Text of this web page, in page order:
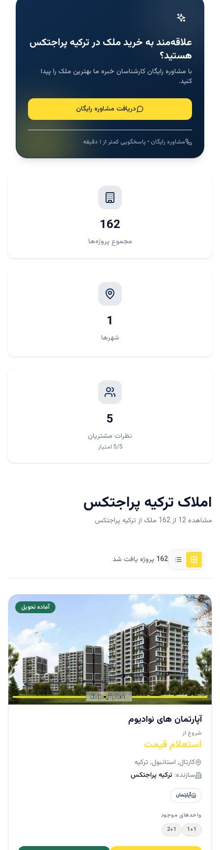
علاقه‌مند به خرید ملک در ترکیه پراجتکس
هستید؟
با مشاوره رایگان کارشناسان خبره ما بهترین ملک را پیدا
کنید.
دریافت مشاوره رایگان
مشاوره رایگان • پاسخگویی کمتر از ۱ دقیقه
162
مجموع پروژه‌ها
1
شهرها
5
نظرات مشتریان
5/5 امتیاز
املاک ترکیه پراجتکس
مشاهده 12 از 162 ملک از ترکیه پراجتکس
162 پروژه یافت شد
آماده تحویل
آپارتمان های نوادیوم
شروع از
استعلام قیمت
كارتال, استانبول, ترکیه
سازنده: ترکیه پراجتکس
آپارتمان
واحدهای موجود
1+1
2+1